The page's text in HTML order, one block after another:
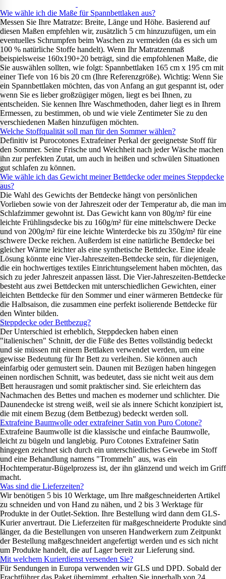
Wie wähle ich die Maße für Spannbettlaken aus?
Messen Sie Ihre Matratze: Breite, Länge und Höhe. Basierend auf
diesen Maßen empfehlen wir, zusätzlich 5 cm hinzuzufügen, um ein
eventuelles Schrumpfen beim Waschen zu vermeiden (da es sich um
100 % natürliche Stoffe handelt). Wenn Ihr Matratzenmaß
beispielsweise 160x190+20 beträgt, sind die empfohlenen Maße, die
Sie auswählen sollten, wie folgt: Spannbettlaken 165 cm x 195 cm mit
einer Tiefe von 16 bis 20 cm (Ihre Referenzgröße). Wichtig: Wenn Sie
ein Spannbettlaken möchten, das von Anfang an gut gespannt ist, oder
wenn Sie es lieber großzügiger mögen, liegt es bei Ihnen, zu
entscheiden. Sie kennen Ihre Waschmethoden, daher liegt es in Ihrem
Ermessen, zu bestimmen, ob und wie viele Zentimeter Sie zu den
verschiedenen Maßen hinzufügen möchten.
Welche Stoffqualität soll man für den Sommer wählen?
Definitiv ist Purocotones Extrafeiner Perkal der geeignetste Stoff für
den Sommer. Seine Frische und Weichheit nach jeder Wäsche machen
ihn zur perfekten Zutat, um auch in heißen und schwülen Situationen
gut schlafen zu können.
Wie wähle ich das Gewicht meiner Bettdecke oder meines Steppdecke
aus?
Die Wahl des Gewichts der Bettdecke hängt von persönlichen
Vorlieben sowie von der Jahreszeit oder der Temperatur ab, die man im
Schlafzimmer gewohnt ist. Das Gewicht kann von 80g/m² für eine
leichte Frühlingsdecke bis zu 160g/m² für eine mittelschwere Decke
und von 200g/m² für eine leichte Winterdecke bis zu 350g/m² für eine
schwere Decke reichen. Außerdem ist eine natürliche Bettdecke bei
gleicher Wärme leichter als eine synthetische Bettdecke. Eine ideale
Lösung könnte eine Vier-Jahreszeiten-Bettdecke sein, für diejenigen,
die ein hochwertiges textiles Einrichtungselement haben möchten, das
sich zu jeder Jahreszeit anpassen lässt. Die Vier-Jahreszeiten-Bettdecke
besteht aus zwei Bettdecken mit unterschiedlichen Gewichten, einer
leichten Bettdecke für den Sommer und einer wärmeren Bettdecke für
die Halbsaison, die zusammen eine perfekt isolierende Bettdecke für
den Winter bilden.
Steppdecke oder Bettbezug?
Der Unterschied ist erheblich, Steppdecken haben einen
"italienischen" Schnitt, der die Füße des Bettes vollständig bedeckt
und sie müssen mit einem Bettlaken verwendet werden, um eine
gewisse Bedeutung für Ihr Bett zu verleihen. Sie können auch
einfarbig oder gemustert sein. Daunen mit Bezügen haben hingegen
einen nordischen Schnitt, was bedeutet, dass sie nicht weit aus dem
Bett herausragen und somit praktischer sind. Sie erleichtern das
Nachmachen des Bettes und machen es moderner und schlichter. Die
Daunendecke ist streng weiß, weil sie als innere Schicht konzipiert ist,
die mit einem Bezug (dem Bettbezug) bedeckt werden soll.
Extrafeine Baumwolle oder extrafeiner Satin von Puro Cotone?
Extrafeine Baumwolle ist die klassische und einfache Baumwolle,
leicht zu bügeln und langlebig. Puro Cotones Extrafeiner Satin
hingegen zeichnet sich durch ein unterschiedliches Gewebe im Stoff
und eine Behandlung namens "Trommeln" aus, was ein
Hochtemperatur-Bügelprozess ist, der ihn glänzend und weich im Griff
macht.
Was sind die Lieferzeiten?
Wir benötigen 5 bis 10 Werktage, um Ihre maßgeschneiderten Artikel
zu schneiden und von Hand zu nähen, und 2 bis 3 Werktage für
Produkte in der Outlet-Sektion. Ihre Bestellung wird dann dem GLS-
Kurier anvertraut. Die Lieferzeiten für maßgeschneiderte Produkte sind
länger, da die Bestellungen von unseren Handwerkern zum Zeitpunkt
der Bestellung maßgeschneidert angefertigt werden und es sich nicht
um Produkte handelt, die auf Lager bereit zur Lieferung sind.
Mit welchem Kurierdienst versenden Sie?
Für Sendungen in Europa verwenden wir GLS und DPD. Sobald der
Frachtführer das Paket übernimmt, erhalten Sie innerhalb von 24